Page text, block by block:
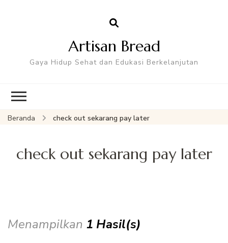
Artisan Bread
Gaya Hidup Sehat dan Edukasi Berkelanjutan
Beranda check out sekarang pay later
check out sekarang pay later
Menampilkan 1 Hasil(s)